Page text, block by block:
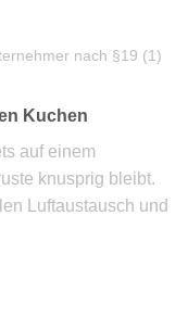
nach §19 (1)
Kuchen
auf einem
knusprig bleibt.
Luftaustausch und